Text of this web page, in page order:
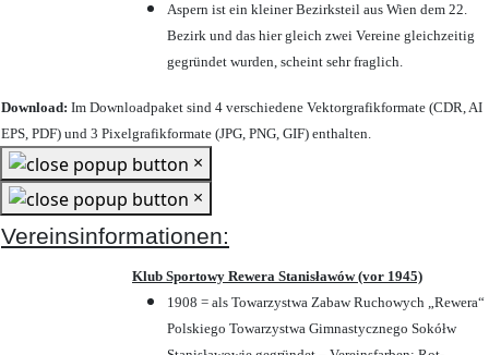
Aspern ist ein kleiner Bezirksteil aus Wien dem 22.
Bezirk und das hier gleich zwei Vereine gleichzeitig
gegründet wurden, scheint sehr fraglich.
Download: Im Downloadpaket sind 4 verschiedene Vektorgrafikformate (CDR, AI
EPS, PDF) und 3 Pixelgrafikformate (JPG, PNG, GIF) enthalten.
×
×
Vereinsinformationen:
Klub Sportowy Rewera Stanisławów (vor 1945)
1908 = als Towarzystwa Zabaw Ruchowych „Rewera“
Polskiego Towarzystwa Gimnastycznego Sokółw